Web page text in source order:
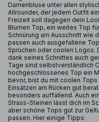
Damenbluse unter allen
Allrounder, der jedem Outfit
Freizeit soll dagegen dein
Blumen Top, ein weites Top
Schnürung am Ausschnitt wie
passen auch ausgefallene
Sprüchen oder coolen Logos.
dank seines Schnittes auch
Tage sind selbstverständlich
hochgeschlossenes Top ein
bevor, bist du mit coolen
Einsätzen am Rücken gut
besonders auffallend. Auch
Strass-Steinen lässt dich im
aber schöne Tops gut zur
passen. Hier einige Tipps: